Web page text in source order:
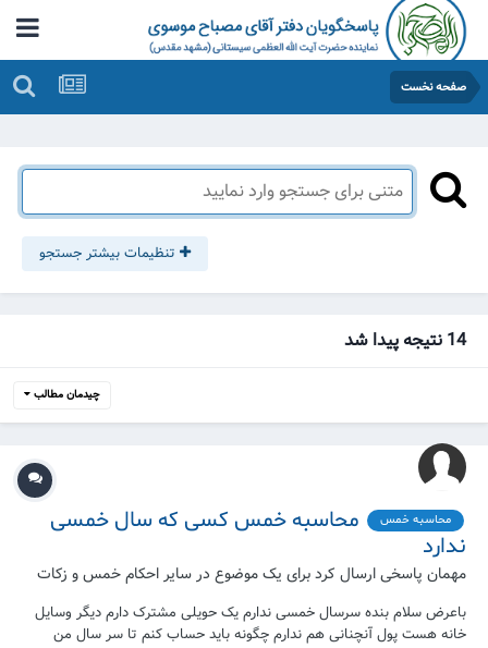
صفحه نخست
تنظیمات بیشتر جستجو
14 نتیجه پیدا شد
چیدمان مطالب
محاسبه خمس
محاسبه خمس کسی که سال خمسی
ندارد
مهمان پاسخی ارسال کرد برای یک موضوع در سایر احکام خمس و زکات
باعرض سلام بنده سرسال خمسی ندارم یک حویلی مشترک دارم دیگر وسایل
خانه هست پول آنچنانی هم ندارم چگونه باید حساب کنم تا سر سال من